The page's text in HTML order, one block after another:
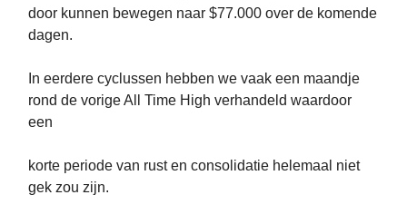
door kunnen bewegen naar $77.000 over de komende
dagen.
In eerdere cyclussen hebben we vaak een maandje
rond de vorige All Time High verhandeld waardoor
een
korte periode van rust en consolidatie helemaal niet
gek zou zijn.